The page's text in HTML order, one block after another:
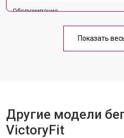
Обслуживание
Замена блока питания
Показать
Другие модели
VictoryFit